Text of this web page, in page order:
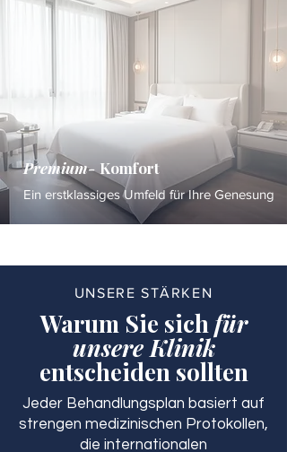
Premium-Komfort
Ein erstklassiges Umfeld für Ihre Genesung
UNSERE STÄRKEN
Warum Sie sichfür
unsere Klinik
entscheiden sollten
Jeder Behandlungsplan basiert auf
strengen medizinischen Protokollen,
die internationalen